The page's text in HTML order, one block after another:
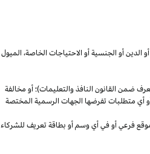
الدين أو الجنسية أو الاحتياجات الخاصة، الميول
ضمن القانون النافذ والتعليمات)؛ أو مخالفة
أو أي متطلبات تفرضها الجهات الرسمية المختصة
فرعي أو في أي وسم أو بطاقة تعريف للشركاء